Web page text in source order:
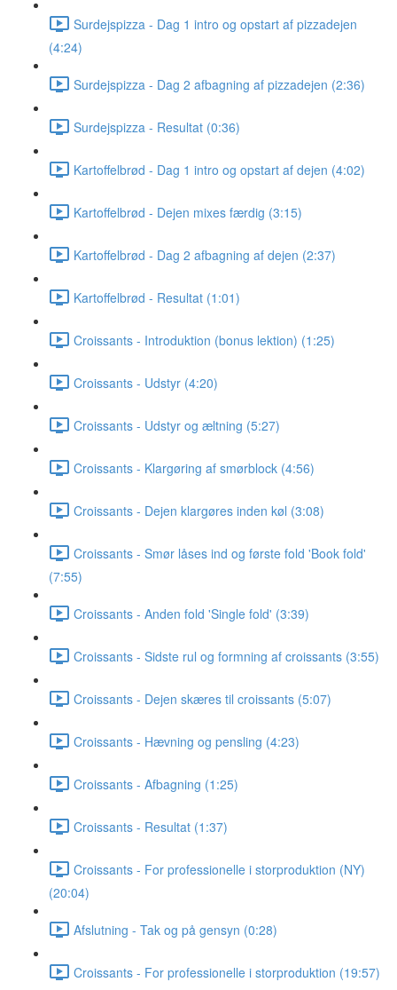
Surdejspizza - Dag 1 intro og opstart af pizzadejen
(4:24)
Surdejspizza - Dag 2 afbagning af pizzadejen (2:36)
Surdejspizza - Resultat (0:36)
Kartoffelbrød - Dag 1 intro og opstart af dejen (4:02)
Kartoffelbrød - Dejen mixes færdig (3:15)
Kartoffelbrød - Dag 2 afbagning af dejen (2:37)
Kartoffelbrød - Resultat (1:01)
Croissants - Introduktion (bonus lektion) (1:25)
Croissants - Udstyr (4:20)
Croissants - Udstyr og æltning (5:27)
Croissants - Klargøring af smørblock (4:56)
Croissants - Dejen klargøres inden køl (3:08)
Croissants - Smør låses ind og første fold 'Book fold'
(7:55)
Croissants - Anden fold 'Single fold' (3:39)
Croissants - Sidste rul og formning af croissants (3:55)
Croissants - Dejen skæres til croissants (5:07)
Croissants - Hævning og pensling (4:23)
Croissants - Afbagning (1:25)
Croissants - Resultat (1:37)
Croissants - For professionelle i storproduktion (NY)
(20:04)
Afslutning - Tak og på gensyn (0:28)
Croissants - For professionelle i storproduktion (19:57)